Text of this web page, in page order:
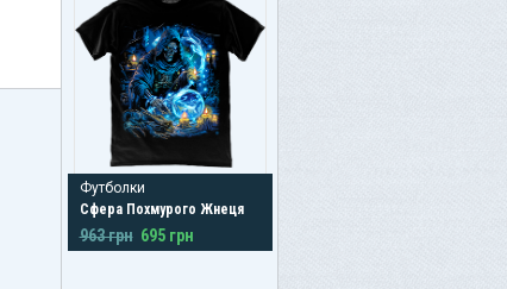
Футболки
Сфера Похмурого Жнеця
963 грн 695 грн